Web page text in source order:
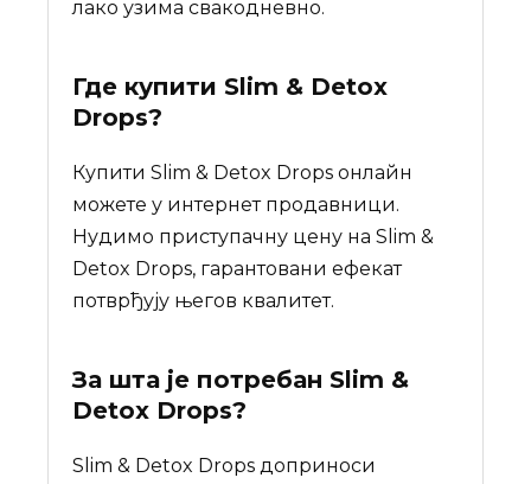
лако узима свакодневно.
Где купитиSlim & Detox
Drops?
Купити Slim & Detox Drops онлайн
можете у интернет продавници.
Нудимо приступачну цену на Slim &
Detox Drops, гарантовани ефекат
потврђују његов квалитет.
За шта је потребанSlim &
Detox Drops?
Slim & Detox Drops доприноси